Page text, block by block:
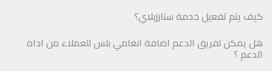
كيف يتم تفعيل خدمة ستارزبلاي؟
هل يمكن لفريق الدعم اضافة انغامي بلس للعملاء من اداة
الدعم ؟